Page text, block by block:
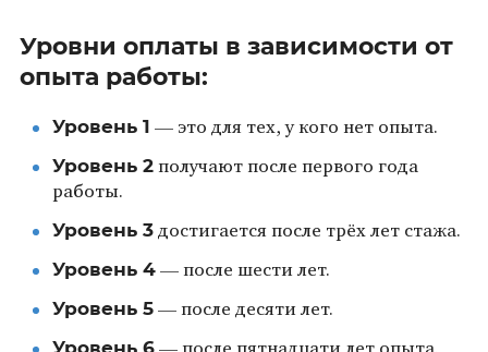
Уровни оплаты в зависимости от
опыта работы:
Уровень 1 — это для тех, у кого нет опыта.
Уровень 2получают после первого года
работы.
Уровень 3достигается после трёх лет стажа.
Уровень 4— после шести лет.
Уровень 5— после десяти лет.
Уровень 6